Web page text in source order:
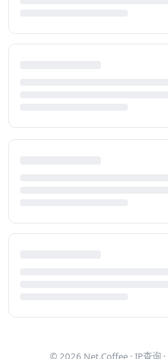
© 2026 Net.Coffee · IP查询 ·